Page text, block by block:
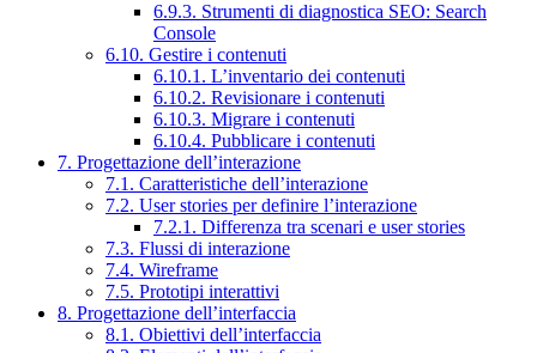
6.9.3. Strumenti di diagnostica SEO: Search
Console
6.10. Gestire i contenuti
6.10.1. L’inventario dei contenuti
6.10.2. Revisionare i contenuti
6.10.3. Migrare i contenuti
6.10.4. Pubblicare i contenuti
7. Progettazione dell’interazione
7.1. Caratteristiche dell’interazione
7.2. User stories per definire l’interazione
7.2.1. Differenza tra scenari e user stories
7.3. Flussi di interazione
7.4. Wireframe
7.5. Prototipi interattivi
8. Progettazione dell’interfaccia
8.1. Obiettivi dell’interfaccia